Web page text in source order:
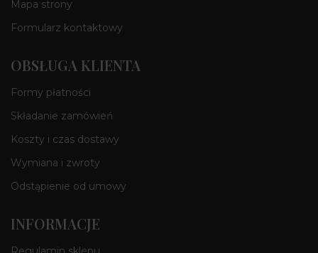
Mapa strony
Formularz kontaktowy
OBSŁUGA KLIENTA
Formy płatności
Składanie zamówień
Koszty i czas dostawy
Wymiana i zwroty
Odstąpienie od umowy
INFORMACJE